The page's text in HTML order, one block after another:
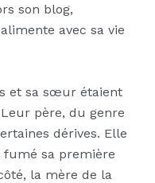
son blog,
alimente avec sa vie
et sa sœur étaient
père, du genre
dérives. Elle
fumé sa première
la mère de la